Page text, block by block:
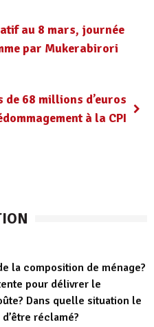
au 8 mars, journée
par Mukerabirori
de 68 millions d’euros
à la CPI
la composition de ménage?
pour délivrer le
Dans quelle situation le
réclamé?